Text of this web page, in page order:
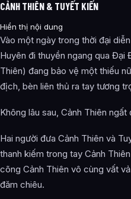
CẢNH THIÊN & TUYẾT KIẾN
Hiển thị nội dung
Vào một ngày trong thời đại
Huyên đi thuyền ngang qua Đại
Thiên) đang bảo vệ một thiếu
địch, bèn liên thủ ra tay tương
Không lâu sau, Cảnh Thiên ngất
Hai người đưa Cảnh Thiên và
thanh kiếm trong tay Cảnh
cõng Cảnh Thiên vô cùng vất
đăm chiêu.